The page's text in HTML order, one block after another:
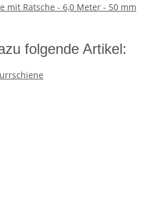
Ratsche - 6,0 Meter - 50 mm
folgende Artikel: